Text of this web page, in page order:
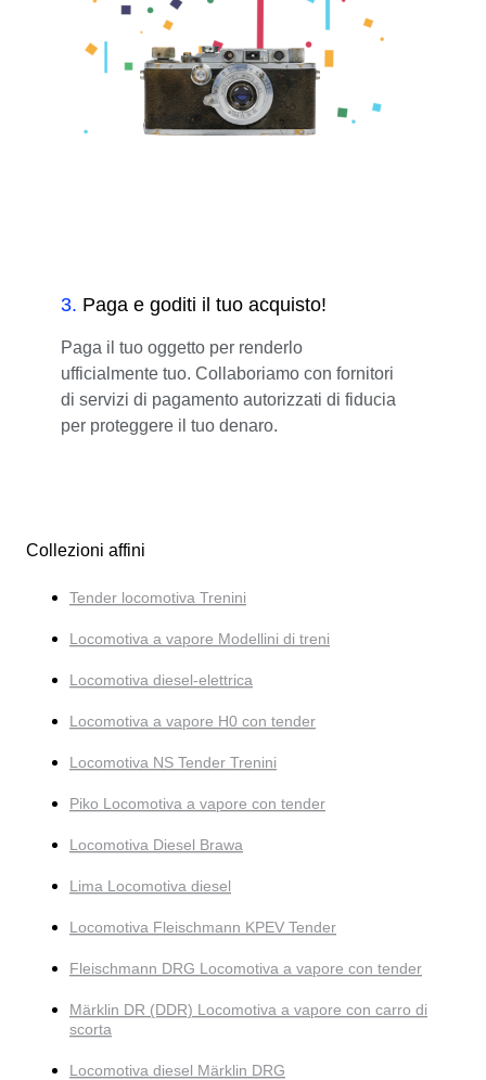
3. Paga e goditi il tuo acquisto!
Paga il tuo oggetto per renderlo
ufficialmente tuo. Collaboriamo con fornitori
di servizi di pagamento autorizzati di fiducia
per proteggere il tuo denaro.
Collezioni affini
Tender locomotiva Trenini
Locomotiva a vapore Modellini di treni
Locomotiva diesel-elettrica
Locomotiva a vapore H0 con tender
Locomotiva NS Tender Trenini
Piko Locomotiva a vapore con tender
Locomotiva Diesel Brawa
Lima Locomotiva diesel
Locomotiva Fleischmann KPEV Tender
Fleischmann DRG Locomotiva a vapore con tender
Märklin DR (DDR) Locomotiva a vapore con carro di
scorta
Locomotiva diesel Märklin DRG